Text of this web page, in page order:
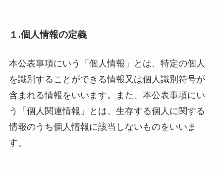
１.個人情報の定義
本公表事項にいう「個人情報」とは、特定の個人
を識別することができる情報又は個人識別符号が
含まれる情報をいいます。また、本公表事項にい
う「個人関連情報」とは、生存する個人に関する
情報のうち個人情報に該当しないものをいいま
す。